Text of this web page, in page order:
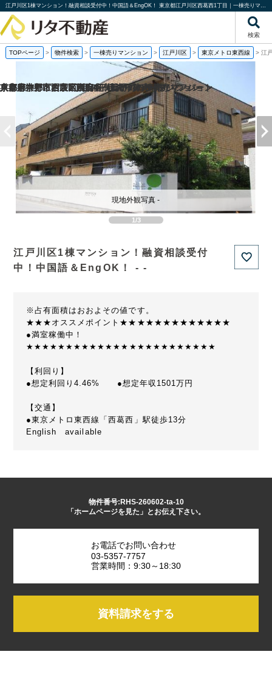
江戸川区1棟マンション！融資相談受付中！中国語＆EngOK！ 東京都江戸川区西葛西1丁目｜一棟売りマンション｜投資物件や収益物件｜株式会社リタ不動産
検索
TOPページ > 物件検索 > 一棟売りマンション > 江戸川区 > 東京メトロ東西線 > 江
1/3
現地外観写真 -
江戸川区1棟マンション！融資相談受付
中！中国語＆EngOK！ - -
※占有面積はおおよその値です。
★★★オススメポイント★★★★★★★★★★★★★
●満室稼働中！
★★★★★★★★★★★★★★★★★★★★★★★★
【利回り】
●想定利回り4.46% ●想定年収1501万円
【交通】
●東京メトロ東西線「西葛西」駅徒歩13分
English available
物件番号:RHS-260602-ta-10
「ホームページを見た」とお伝え下さい。
お電話でお問い合わせ
03-5357-7757
営業時間：9:30～18:30
資料請求をする
京都府京都市西京区嵐山谷ケ辻子町の一棟売りアパート
京都府京都市右京区西院南高田町の一棟売りマンション
東京都中野区沼袋1丁目の一棟売りアパート
兵庫県神戸市西区南別府4丁目の一棟売りマンション